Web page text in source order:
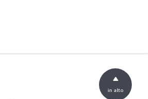
in alto